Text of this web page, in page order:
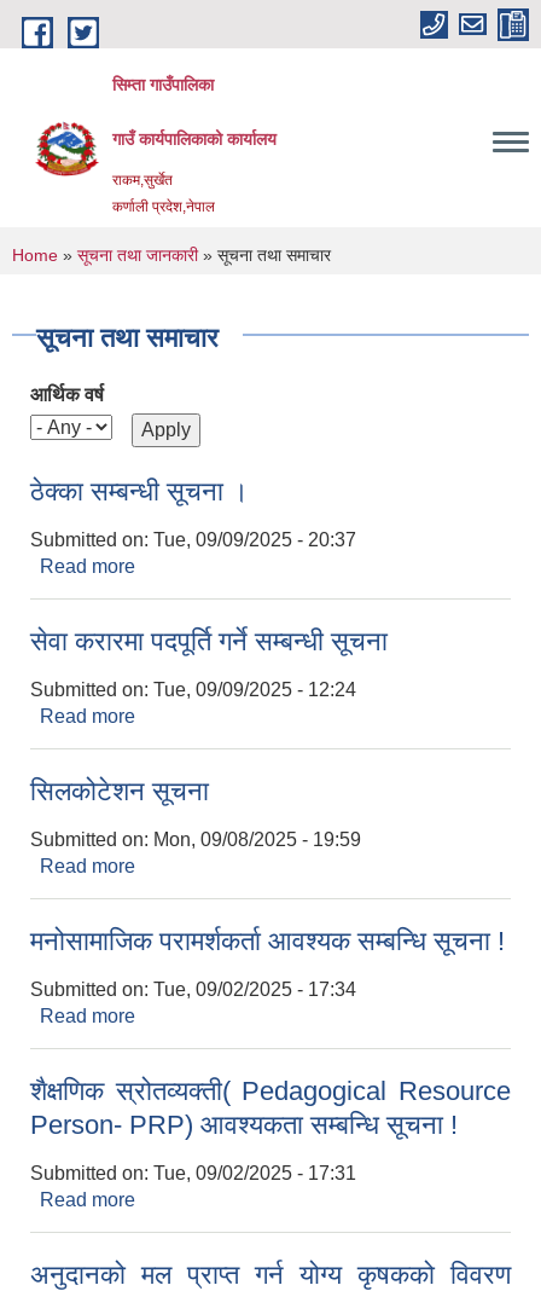
Skip to main content
सिम्ता गाउँपालिका
गाउँ कार्यपालिकाको कार्यालय
राकम,सुर्खेत
कर्णाली प्रदेश,नेपाल
You are here
Home » सूचना तथा जानकारी» सूचना तथा समाचार
सूचना तथा समाचार
आर्थिक वर्ष
ठेक्का सम्बन्धी सूचना ।
Submitted on: Tue, 09/09/2025 - 20:37
Read more
सेवा करारमा पदपूर्ति गर्ने सम्बन्धी सूचना
Submitted on: Tue, 09/09/2025 - 12:24
Read more
सिलकोटेशन सूचना
Submitted on: Mon, 09/08/2025 - 19:59
Read more
मनोसामाजिक परामर्शकर्ता आवश्यक सम्बन्धि सूचना !
Submitted on: Tue, 09/02/2025 - 17:34
Read more
शैक्षणिक स्रोतव्यक्ती( Pedagogical Resource
Person- PRP) आवश्यकता सम्बन्धि सूचना !
Submitted on: Tue, 09/02/2025 - 17:31
Read more
अनुदानको मल प्राप्त गर्न योग्य कृषकको विवरण